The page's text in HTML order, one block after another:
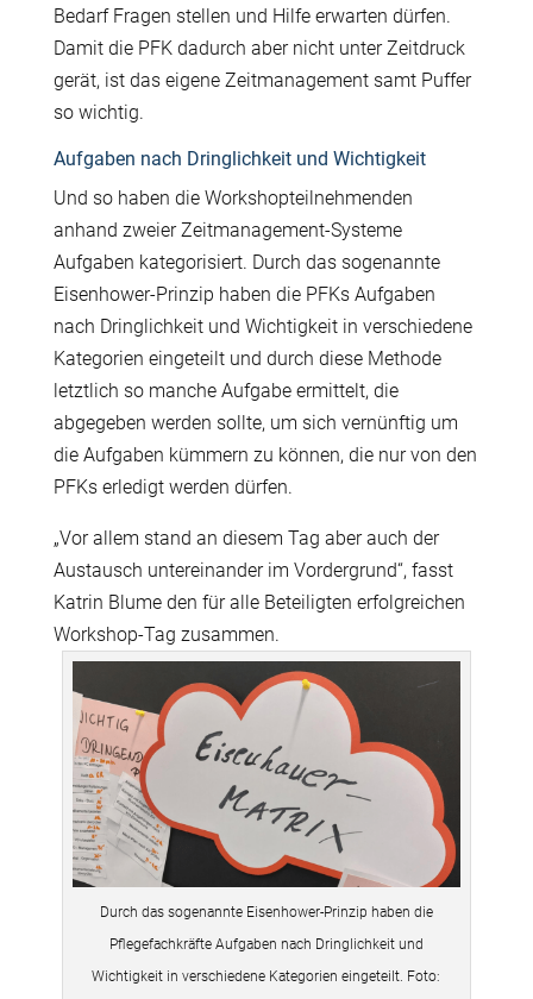
Bedarf Fragen stellen und Hilfe erwarten dürfen.
Damit die PFK dadurch aber nicht unter Zeitdruck
gerät, ist das eigene Zeitmanagement samt Puffer
so wichtig.
Aufgaben nach Dringlichkeit und Wichtigkeit
Und so haben die Workshopteilnehmenden
anhand zweier Zeitmanagement-Systeme
Aufgaben kategorisiert. Durch das sogenannte
Eisenhower-Prinzip haben die PFKs Aufgaben
nach Dringlichkeit und Wichtigkeit in verschiedene
Kategorien eingeteilt und durch diese Methode
letztlich so manche Aufgabe ermittelt, die
abgegeben werden sollte, um sich vernünftig um
die Aufgaben kümmern zu können, die nur von den
PFKs erledigt werden dürfen.
„Vor allem stand an diesem Tag aber auch der
Austausch untereinander im Vordergrund“, fasst
Katrin Blume den für alle Beteiligten erfolgreichen
Workshop-Tag zusammen.
Durch das sogenannte Eisenhower-Prinzip haben die
Pflegefachkräfte Aufgaben nach Dringlichkeit und
Wichtigkeit in verschiedene Kategorien eingeteilt. Foto: